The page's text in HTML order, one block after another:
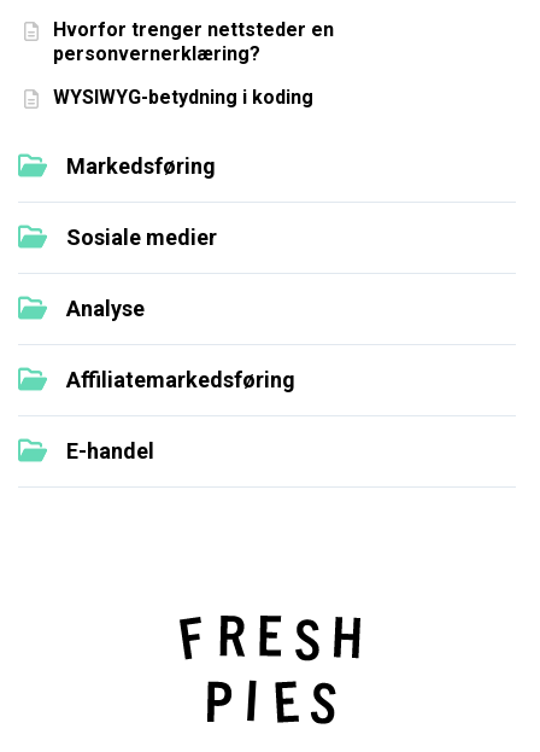
Hvorfor trenger nettsteder en
personvernerklæring?
WYSIWYG-betydning i koding
Markedsføring
Sosiale medier
Analyse
Affiliatemarkedsføring
E-handel